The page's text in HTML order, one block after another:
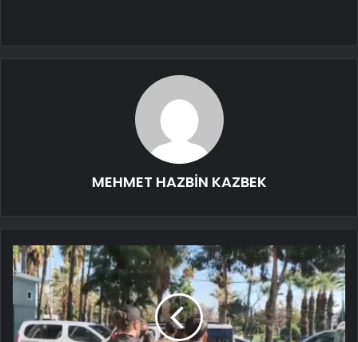
MEHMET HAZBİN KAZBEK